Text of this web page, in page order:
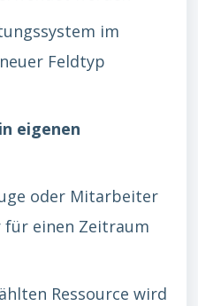
im
Feldtyp
eigenen
oder Mitarbeiter
einen Zeitraum
Ressource wird